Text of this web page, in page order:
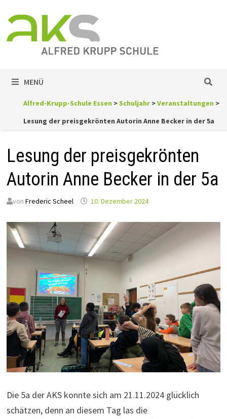
Inhalt
springen
MENÜ
Alfred-Krupp-Schule Essen >Schuljahr >Veranstaltungen >
Lesung der preisgekrönten Autorin Anne Becker in der 5a
Lesung der preisgekrönten
Autorin Anne Becker in der 5a
von Frederic Scheel 10. Dezember 2024
Die 5a der AKS konnte sich am 21.11.2024 glücklich
schätzen, denn an diesem Tag las die